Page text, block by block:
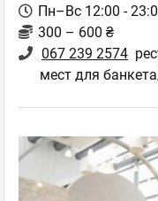
Пн–Вс 12:00 -
300 – 600 ₴
067 239 2574
мест для